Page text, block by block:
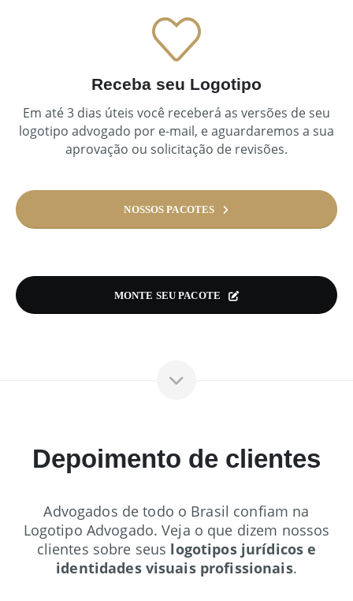
Receba seu Logotipo
Em até 3 dias úteis você receberá as versões de seu
logotipo advogado por e-mail, e aguardaremos a sua
aprovação ou solicitação de revisões.
NOSSOS PACOTES
MONTE SEU PACOTE
Depoimento de clientes
Advogados de todo o Brasil confiam na
Logotipo Advogado. Veja o que dizem nossos
clientes sobre seus logotipos jurídicos e
identidades visuais profissionais.